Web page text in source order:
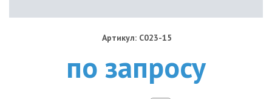
Артикул: C023-15
по запросу